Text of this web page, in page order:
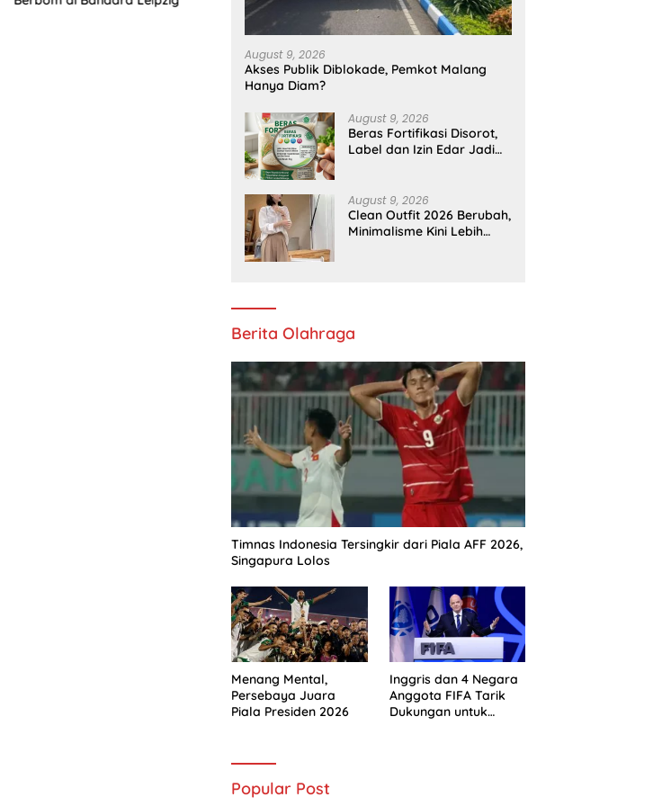
Samarinda
Samarinda
August 9, 2026
Akses Publik Diblokade, Pemkot Malang
Hanya Diam?
August 9, 2026
Beras Fortifikasi Disorot,
Label dan Izin Edar Jadi
August 9, 2026
Clean Outfit 2026 Berubah,
Minimalisme Kini Lebih
Berita Olahraga
Timnas Indonesia Tersingkir dari Piala AFF 2026,
Singapura Lolos
Menang Mental,
Persebaya Juara
Piala Presiden 2026
Inggris dan 4 Negara
Anggota FIFA Tarik
Dukungan untuk
Popular Post